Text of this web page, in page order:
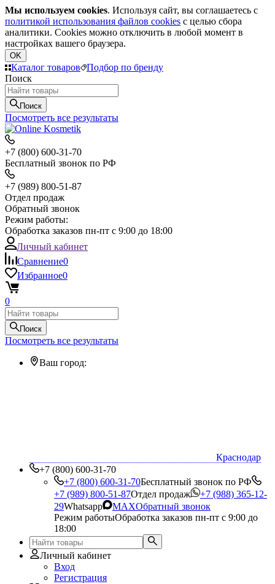
Мы используем cookies. Используя сайт, вы соглашаетесь с
политикой использования файлов cookies с целью сбора
аналитики. Cookies можно отключить в любой момент в
настройках вашего браузера.
OK
Каталог товаров
Подбор по бренду
Поиск
Поиск
Посмотреть все результаты
+7 (800) 600-31-70
Бесплатный звонок по РФ
+7 (989) 800-51-87
Отдел продаж
Обратный звонок
Режим работы:
Обработка заказов пн-пт с 9:00 до 18:00
Личный кабинет
Сравнение0
Избранное0
0
Поиск
Посмотреть все результаты
Ваш город:
Краснодар
+7 (800) 600-31-70
+7 (800) 600-31-70Бесплатный звонок по РФ
+7 (989) 800-51-87Отдел продаж
+7 (988) 365-12-
29Whatsapp MAXОбратный звонок
Режим работыОбработка заказов пн-пт с 9:00 до
18:00
Личный кабинет
Вход
Регистрация